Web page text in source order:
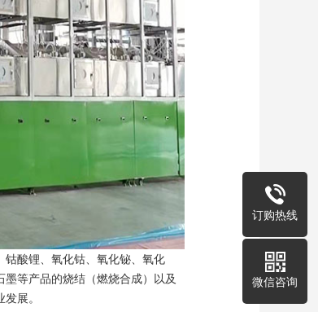
钴酸锂、氧化钴、氧化铋、氧化
墨等产品的烧结（燃烧合成）以及
展。
订购热线
微信咨询